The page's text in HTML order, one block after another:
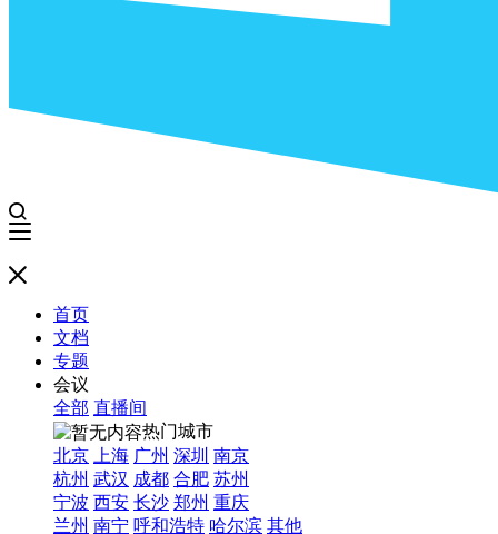
首页
文档
专题
会议
全部 直播间
热门城市
北京
上海 广州 深圳 南京
杭州 武汉 成都 合肥 苏州
宁波 西安 长沙 郑州 重庆
兰州 南宁 呼和浩特 哈尔滨 其他